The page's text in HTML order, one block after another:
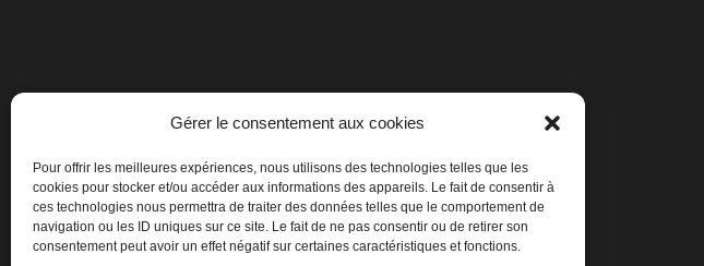
Gérer le consentement aux cookies
Pour offrir les meilleures expériences, nous utilisons des technologies telles que les
cookies pour stocker et/ou accéder aux informations des appareils. Le fait de consentir à
ces technologies nous permettra de traiter des données telles que le comportement de
navigation ou les ID uniques sur ce site. Le fait de ne pas consentir ou de retirer son
consentement peut avoir un effet négatif sur certaines caractéristiques et fonctions.